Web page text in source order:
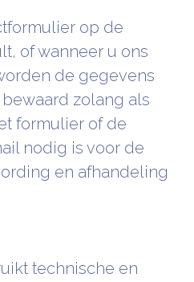
op de
of wanneer u ons
de gegevens
zolang als
formulier of de
nodig is voor de
en afhandeling
technische en